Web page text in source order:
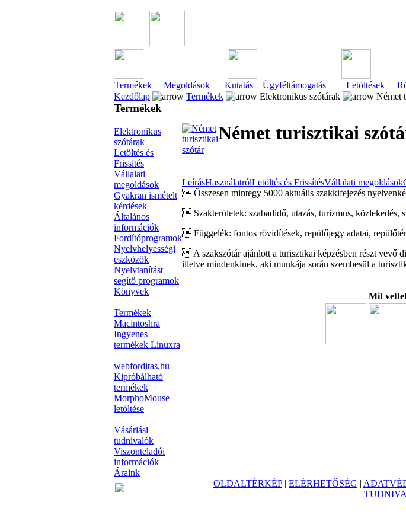
Termékek Megoldások Kutatás Ügyféltámogatás Letöltések
Kezdőlap
Termékek Elektronikus szótárak Német
Termékek
Elektronikus
szótárak
Letöltés és
Frissités
Vállalati
megoldások
Gyakran ismételt
kérdések
Általános
információk
Fordítóprogramok
Nyelvhelyességi
eszközök
Nyelvtanítást
segítő programok
Könyvek
Termékek
Macintoshra
Ingyenes
termékek Linuxra
webforditas.hu
Kipróbálható
termékek
MorphoMouse
letöltése
Vásárlási
tudnivalók
Viszonteladói
információk
Áraink
Német turisztikai
LeírásHasználatrólLetöltés és FrissítésVállalati megoldások
 Összesen mintegy 5000 aktuális szakkifejezés
 Szakterületek: szabadidő, utazás, turizmus, közlekedés,
 Függelék: fontos rövidítések, repülőjegy adatai,
 A szakszótár ajánlott a turisztikai képzésben részt vevő
illetve mindenkinek, aki munkája során szembesül a
Mit
OLDALTÉRKÉP| ELÉRHETŐSÉG |